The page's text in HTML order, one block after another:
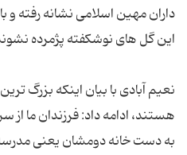
داران مهین اسلامی نشانه رفته و
نعیم آبادی با بیان اینکه بزرگ
به دست خانه دومشان یعنی